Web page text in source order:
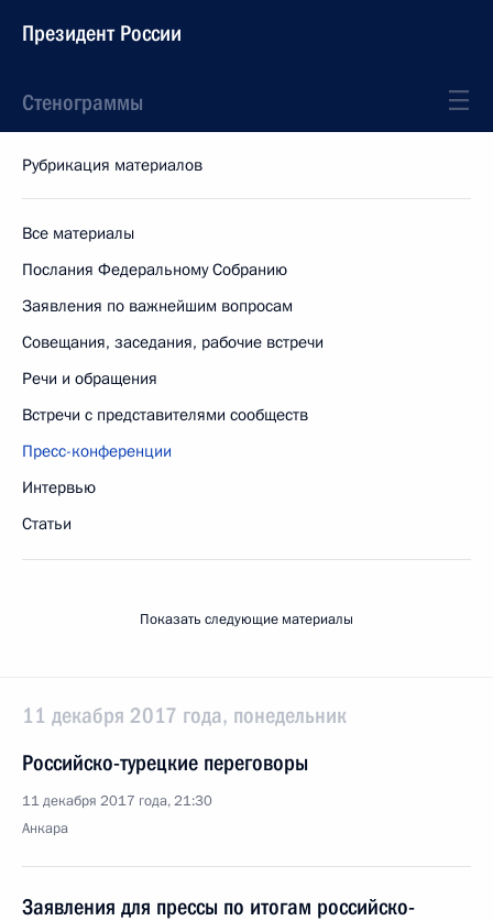
Президент России
Стенограммы
Рубрикация материалов
Все материалы
Послания Федеральному Собранию
Заявления по важнейшим вопросам
Совещания, заседания, рабочие встречи
Речи и обращения
Встречи с представителями сообществ
Пресс-конференции
Интервью
Статьи
Показать следующие материалы
11 декабря 2017 года, понедельник
Российско-турецкие переговоры
11 декабря 2017 года, 21:30
Анкара
Заявления для прессы по итогам российско-